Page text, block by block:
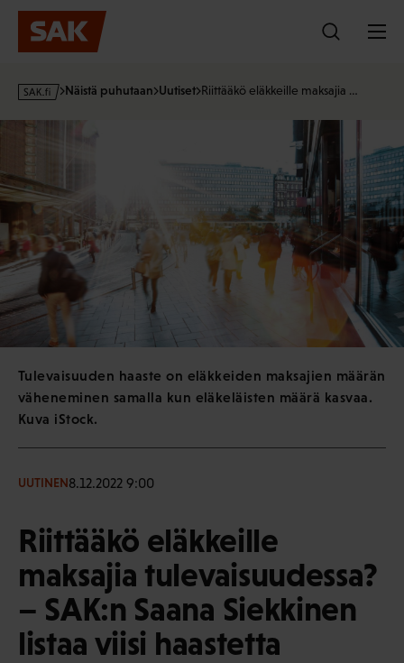
Hyppää
sisältöön
s
Näistä puhutaan Uutiset Riittääkö eläkkeille maksajia …
Tulevaisuuden haaste on eläkkeiden maksajien määrän
väheneminen samalla kun eläkeläisten määrä kasvaa.
Kuva iStock.
UUTINEN8.12.2022 9:00
Riittääkö eläkkeille
maksajia tulevaisuudessa?
– SAK:n Saana Siekkinen
listaa viisi haastetta